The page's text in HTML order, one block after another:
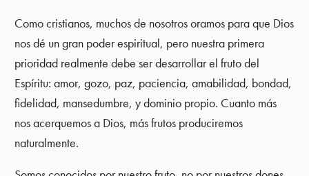
Como cristianos, muchos de nosotros oramos para que Dios
nos dé un gran poder espiritual, pero nuestra primera
prioridad realmente debe ser desarrollar el fruto del
Espíritu: amor, gozo, paz, paciencia, amabilidad, bondad,
fidelidad, mansedumbre, y dominio propio. Cuanto más
nos acerquemos a Dios, más frutos produciremos
naturalmente.